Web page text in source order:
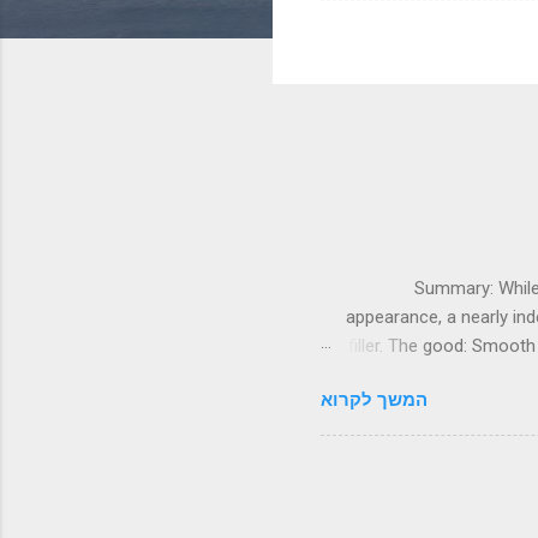
Summary:
appearance, a nearly
filler. The good:
man sitting high above the
המשך לקרוא